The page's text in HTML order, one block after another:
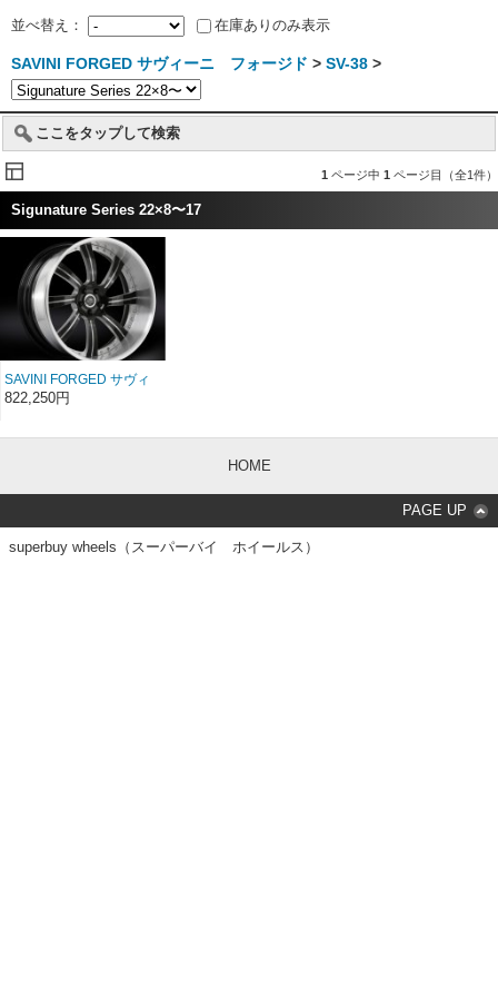
並べ替え： 在庫ありのみ表示
SAVINI FORGED サヴィーニ フォージド > SV-38 >
ここをタップして検索
1 ページ中 1 ページ目（全1件）
Sigunature Series 22×8〜17
SAVINI FORGED サヴィ
ーニ フォージド
822,250円
HOME
PAGE UP
superbuy wheels（スーパーバイ ホイールス）